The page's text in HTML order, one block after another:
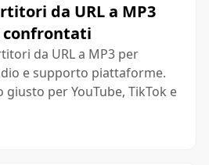
da URL a MP3
confrontati
da URL a MP3 per
e supporto piattaforme.
per YouTube, TikTok e